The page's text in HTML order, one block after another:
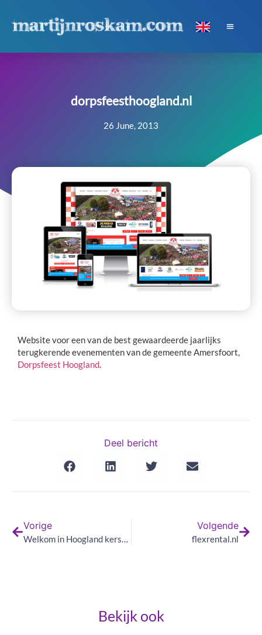
dorpsfeesthoogland.nl
26 June, 2013
Website voor een van de best gewaardeerde jaarlijks
terugkerende evenementen van de gemeente Amersfoort,
Dorpsfeest Hoogland
Deel bericht
Vorige
Welkom in Hoogland kerstbord
Volgende
flexrental.nl
Bekijk ook